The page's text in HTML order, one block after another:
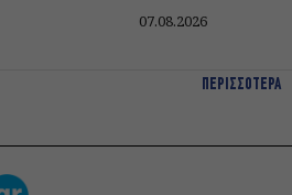
07.08.2026
ΠΕΡΙΣΣΟΤΕΡΑ